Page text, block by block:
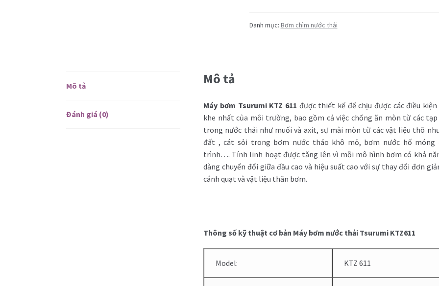
Danh mục: Bơm chìm nước thải
Mô tả
Đánh giá (0)
Mô tả
Máy bơm Tsurumi KTZ 611 được thiết kế để chịu được các điều
khe nhất của môi trường, bao gồm cả việc chống ăn mòn từ các
trong nước thải như muối và axit, sự mài mòn từ các vật liệu thô
đất , cát sỏi trong bơm nước tháo khô mỏ, bơm nước hố móng
trình…. Tính linh hoạt được tăng lên vì mỗi mô hình bơm có khả
dàng chuyển đổi giữa đầu cao và hiệu suất cao với sự thay đổi đơn
cánh quạt và vật liệu thân bơm.
Thông số kỹ thuật cơ bản Máy bơm nước thải Tsurumi KTZ611
Model: KTZ 611